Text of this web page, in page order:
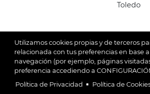
Utilizamos cookies propias y de terceros
relacionada con tus preferencias en base
navegación (por ejemplo, páginas
preferencia accediendo a
Política de Privacidad
Política de
Toledo